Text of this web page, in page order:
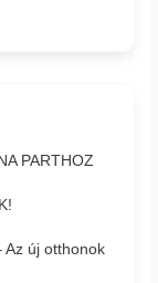
PARTHOZ
Az új otthonok